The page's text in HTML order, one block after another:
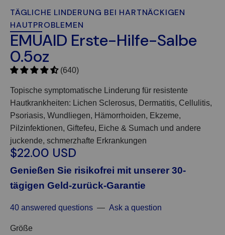
TÄGLICHE LINDERUNG BEI HARTNÄCKIGEN
HAUTPROBLEMEN
EMUAID Erste-Hilfe-Salbe
0.5oz
(640)
Topische symptomatische Linderung für resistente
Hautkrankheiten: Lichen Sclerosus, Dermatitis, Cellulitis,
Psoriasis, Wundliegen, Hämorrhoiden, Ekzeme,
Pilzinfektionen, Giftefeu, Eiche & Sumach und andere
juckende, schmerzhafte Erkrankungen
$22.00 USD
Genießen Sie risikofrei mit unserer 30-
tägigen Geld-zurück-Garantie
40 answered questions — Ask a question
Größe